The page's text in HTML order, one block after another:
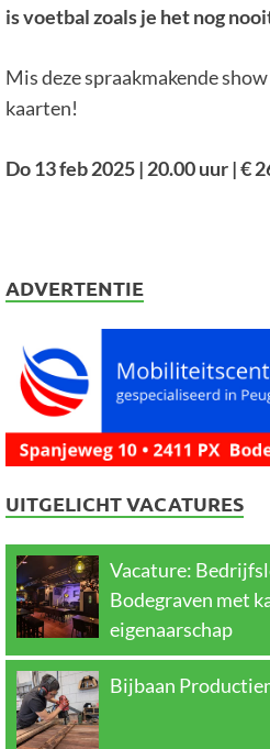
is voetbal zoals je het nog
Mis deze spraakmakende
kaarten!
Do 13 feb 2025 | 20.00 uur | €
ADVERTENTIE
UITGELICHT VACATURES
Vacature:
Bodegraven met
eigenaarschap
Bijbaan